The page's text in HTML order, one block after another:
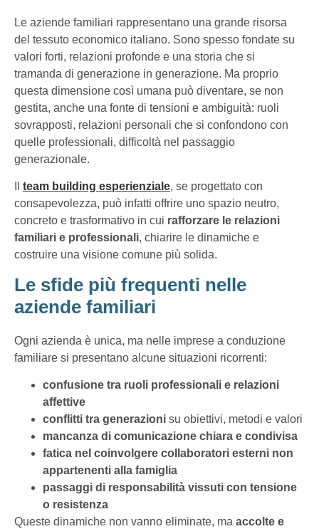
Le aziende familiari rappresentano una grande risorsa
del tessuto economico italiano. Sono spesso fondate su
valori forti, relazioni profonde e una storia che si
tramanda di generazione in generazione. Ma proprio
questa dimensione così umana può diventare, se non
gestita, anche una fonte di tensioni e ambiguità: ruoli
sovrapposti, relazioni personali che si confondono con
quelle professionali, difficoltà nel passaggio
generazionale.
team building esperienziale, se progettato con
consapevolezza, può infatti offrire uno spazio neutro,
concreto e trasformativo in cui rafforzare le relazioni
familiari e professionali, chiarire le dinamiche e
costruire una visione comune più solida.
Le sfide più frequenti nelle
aziende familiari
Ogni azienda è unica, ma nelle imprese a conduzione
familiare si presentano alcune situazioni ricorrenti:
confusione tra ruoli professionali e relazioni
affettive
conflitti tra generazioni su obiettivi, metodi e valori
mancanza di comunicazione chiara e condivisa
fatica nel coinvolgere collaboratori esterni non
appartenenti alla famiglia
passaggi di responsabilità vissuti con tensione
o resistenza
Queste dinamiche non vanno eliminate, ma accolte e